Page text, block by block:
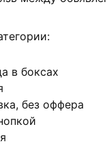
в боксах
без оффера